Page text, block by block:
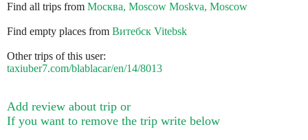
Find all trips from Москва, Moscow Moskva, Moscow
Find empty places from Витебск Vitebsk
Other trips of this user:
taxiuber7.com/blablacar/en/14/8013
Add review about trip or
If you want to remove the trip write below